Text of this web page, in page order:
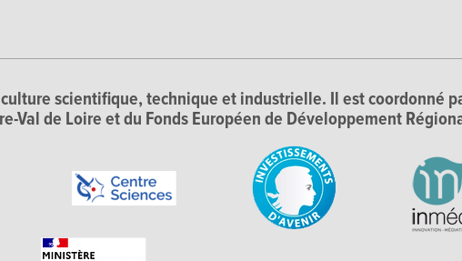
scientifique, technique et industrielle. Il est coordonné
Val de Loire et du Fonds Européen de Développement